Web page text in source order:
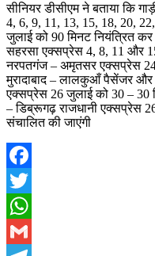
सीनियर डीसीएम ने बताया कि
4, 6, 9, 11, 13, 15, 18, 20,
जुलाई को 90 मिनट नियंत्रित
सहरसा एक्सप्रेस 4, 8, 11 और
नरपतगंज – अमृतसर एक्सप्रेस 24
मुरादाबाद – लालकुआँ पैसेंजर और
एक्सप्रेस 26 जुलाई को 30 – 30
– डिब्रूगढ़ राजधानी एक्सप्रेस
संचालित की जाएंगी
Facebook
Twitter
WhatsApp